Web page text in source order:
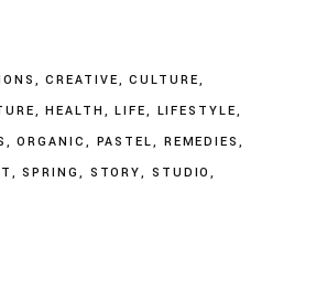
CREATIVE
CULTURE
HEALTH LIFE
LIFESTYLE
ORGANIC PASTEL
REMEDIES
SPRING STORY
STUDIO